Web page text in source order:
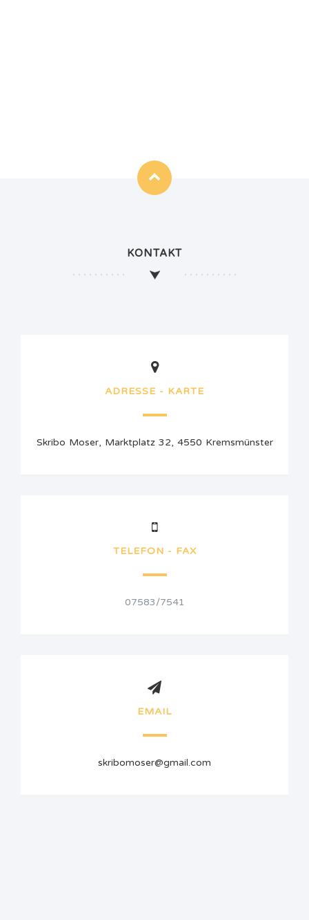
KONTAKT
ADRESSE - KARTE
Skribo Moser, Marktplatz 32, 4550 Kremsmünster
TELEFON - FAX
07583/7541
EMAIL
skribomoser@gmail.com